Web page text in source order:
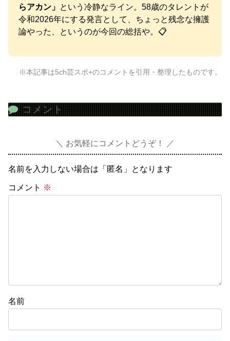
らアカン」 という冷静なライン。58歳のタレントが
令和2026年にする発言として、ちょっと残念な擁護
論やった、というのが今回の総括や。📋
※本記事は5ch芸スポ+のコメントを引用・整理したものです。
コメント
お気軽にコメントどうぞ！
名前を入力しない場合は「匿名」となります
コメント ※
名前